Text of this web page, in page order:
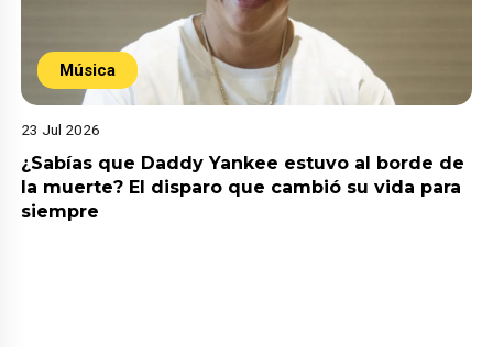
Música
23 Jul 2026
¿Sabías que Daddy Yankee estuvo al borde de
la muerte? El disparo que cambió su vida para
siempre